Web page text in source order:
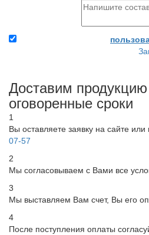
сразу сможем выставить
Вам счет.
Доставим продукцию
оговоренные сроки
1
Вы оставляете заявку на сайте
07-57
2
Мы согласовываем с Вами все
3
Мы выставляем Вам счет, Вы его
4
После поступления оплаты